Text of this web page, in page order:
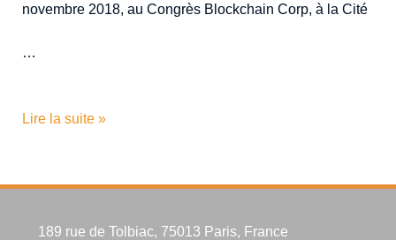
novembre 2018, au Congrès Blockchain Corp, à la Cité
…
Lire la suite »
189 rue de Tolbiac, 75013 Paris, France